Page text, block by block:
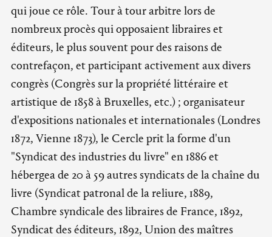
qui joue ce rôle. Tour à tour arbitre lors de
nombreux procès qui opposaient libraires et
éditeurs, le plus souvent pour des raisons de
contrefaçon, et participant activement aux divers
congrès (Congrès sur la propriété littéraire et
artistique de 1858 à Bruxelles, etc.) ; organisateur
d'expositions nationales et internationales (Londres
1872, Vienne 1873), le Cercle prit la forme d'un
"Syndicat des industries du livre" en 1886 et
hébergea de 20 à 59 autres syndicats de la chaîne du
livre (Syndicat patronal de la reliure, 1889,
Chambre syndicale des libraires de France, 1892,
Syndicat des éditeurs, 1892, Union des maîtres